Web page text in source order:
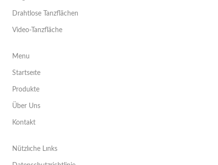
Drahtlose Tanzflächen
Video-Tanzfläche
Menu
Startseıte
Produkte
Über Uns
Kontakt
Nützlıche Lınks